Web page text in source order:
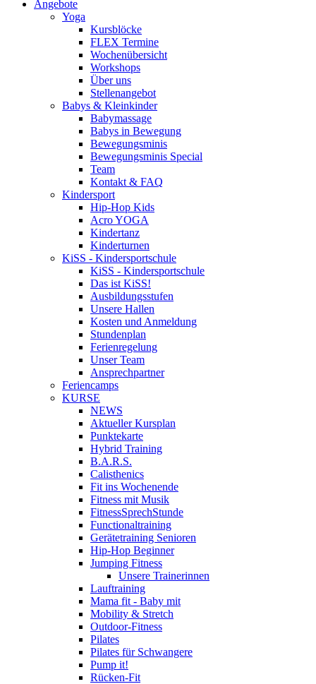
Angebote
Yoga
Kursblöcke
FLEX Termine
Wochenübersicht
Workshops
Über uns
Stellenangebot
Babys & Kleinkinder
Babymassage
Babys in Bewegung
Bewegungsminis
Bewegungsminis Special
Team
Kontakt & FAQ
Kindersport
Hip-Hop Kids
Acro YOGA
Kindertanz
Kinderturnen
KiSS - Kindersportschule
KiSS - Kindersportschule
Das ist KiSS!
Ausbildungsstufen
Unsere Hallen
Kosten und Anmeldung
Stundenplan
Ferienregelung
Unser Team
Ansprechpartner
Feriencamps
KURSE
NEWS
Aktueller Kursplan
Punktekarte
Hybrid Training
B.A.R.S.
Calisthenics
Fit ins Wochenende
Fitness mit Musik
FitnessSprechStunde
Functionaltraining
Gerätetraining Senioren
Hip-Hop Beginner
Jumping Fitness
Unsere Trainerinnen
Lauftraining
Mama fit - Baby mit
Mobility & Stretch
Outdoor-Fitness
Pilates
Pilates für Schwangere
Pump it!
Rücken-Fit